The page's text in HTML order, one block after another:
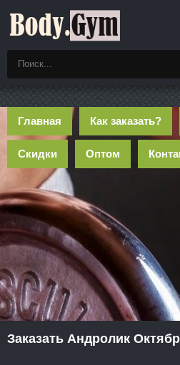
Главная Как заказать?
Скидки Оптом
Заказать Андролик